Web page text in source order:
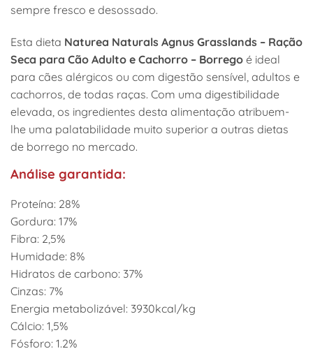
sempre fresco e desossado.
Esta dieta Naturea Naturals Agnus Grasslands – Ração
Seca para Cão Adulto e Cachorro – Borrego é ideal
para cães alérgicos ou com digestão sensível, adultos e
cachorros, de todas raças. Com uma digestibilidade
elevada, os ingredientes desta alimentação atribuem-
lhe uma palatabilidade muito superior a outras dietas
de borrego no mercado.
Análise garantida:
Proteína: 28%
Gordura: 17%
Fibra: 2,5%
Humidade: 8%
Hidratos de carbono: 37%
Cinzas: 7%
Energia metabolizável: 3930kcal/kg
Cálcio: 1,5%
Fósforo: 1.2%